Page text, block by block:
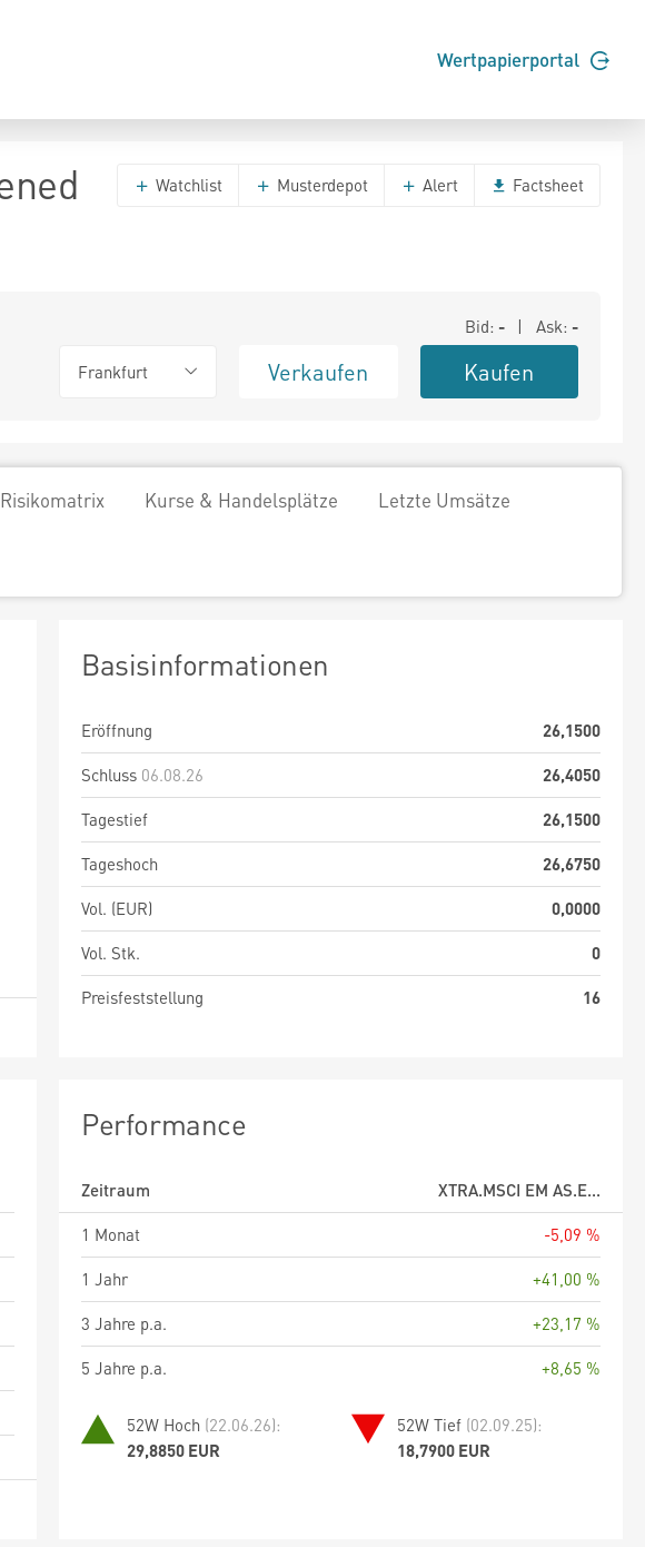
Wertpapierportal
Watchlist Musterdepot Alert Factsheet
Bid: - | Ask: -
Frankfurt Verkaufen Kaufen
Risikomatrix Kurse & Handelsplätze Letzte Umsätze
Basisinformationen
Eröffnung
26,1500
Schluss 06.08.26
26,4050
Tagestief
26,1500
Tageshoch
26,6750
Vol. (EUR)
0,0000
Vol. Stk.
0
Preisfeststellung
16
Performance
Zeitraum
XTRA.MSCI EM AS.E...
1 Monat
-5,09 %
1 Jahr
+41,00 %
3 Jahre p.a.
+23,17 %
5 Jahre p.a.
+8,65 %
52W Hoch (22.06.26):
29,8850 EUR
52W Tief (02.09.25):
18,7900 EUR